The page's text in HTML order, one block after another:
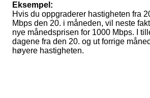
Eksempel:
Hvis du oppgraderer hastigheten fra
Mbps den 20. i måneden, vil neste
nye månedsprisen for 1000 Mbps. I
dagene fra den 20. og ut forrige
høyere hastigheten.